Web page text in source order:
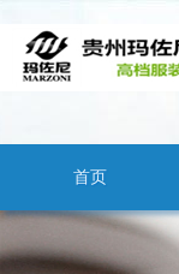
首页